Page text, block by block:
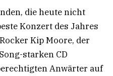
die heute nicht
Konzert des Jahres
Kip Moore, der
starken CD
Anwärter auf